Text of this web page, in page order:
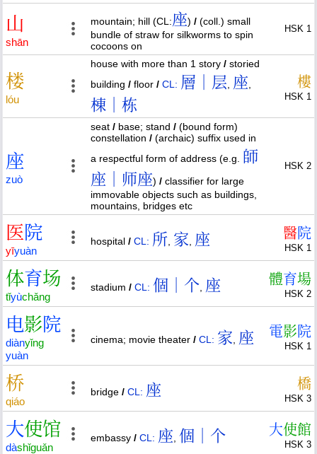
山
shān
mountain; hill (CL:座) / (coll.) small
bundle of straw for silkworms to spin
cocoons on
HSK 1
楼
lóu
house with more than 1 story / storied
building / floor / CL: 層｜层 座
棟｜栋
樓
HSK 1
座
zuò
seat / base; stand / (bound form)
constellation / (archaic) suffix used in
a respectful form of address (e.g. 師
座｜师座) / classifier for large
immovable objects such as buildings,
mountains, bridges etc
HSK 2
医 院
yīyuàn
hospital / CL: 所 家 座 醫院
HSK 1
体育场
tǐyùchǎng
stadium / CL: 個｜个 座 體育場
HSK 2
电影院
diànyǐng
yuàn
cinema; movie theater / CL: 家 座 電影院
HSK 1
桥
qiáo
bridge / CL: 座 橋
HSK 3
大使馆
dàshǐguǎn
embassy / CL: 座 個｜个 大使館
HSK 3